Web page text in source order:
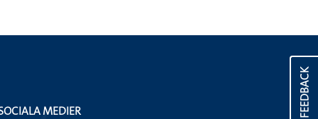
FEEDBACK
MEDIER